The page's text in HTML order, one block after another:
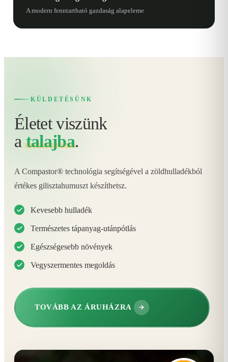
A modern fenntartható gazdaság alapeleme
KÜLDETÉSÜNK
Életet viszünk
atalajba.
A Compastor® technológia segítségével a zöldhulladékból
értékes gilisztahumuszt készíthetsz.
Kevesebb hulladék
Természetes tápanyag-utánpótlás
Egészségesebb növények
Vegyszermentes megoldás
TOVÁBB AZ ÁRUHÁZRA